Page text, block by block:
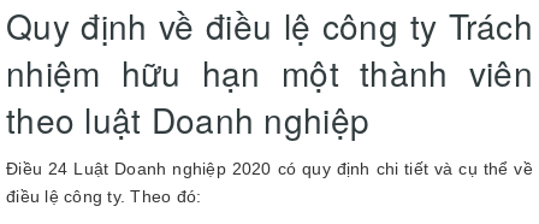
Quy định về điều lệ công ty Trách
nhiệm hữu hạn một thành viên
theo luật Doanh nghiệp
Điều 24 Luật Doanh nghiệp 2020 có quy định chi tiết và cụ thể về
điều lệ công ty. Theo đó: